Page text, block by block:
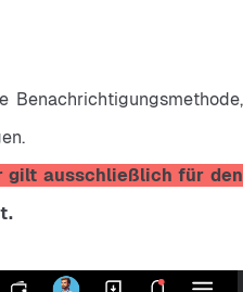
gilt ausschließlich für den